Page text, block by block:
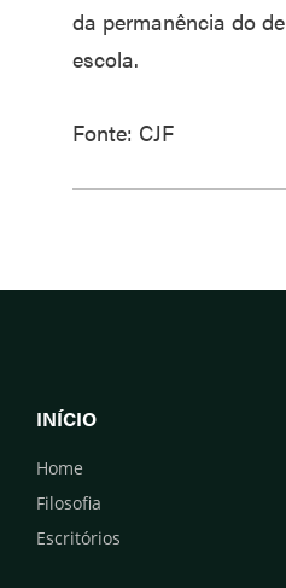
da permanência do
escola.
Fonte: CJF
INÍCIO
Home
Filosofia
Escritórios